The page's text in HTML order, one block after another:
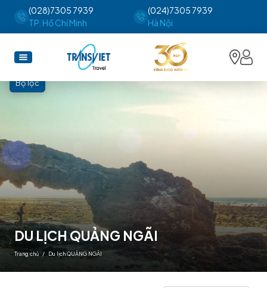
(028)7305 7939
TP. Hồ Chí Minh
(024)7305 7939
Hà Nội
DU LỊCH QUẢNG NGÃI
Trang chủ / Du lịch QUẢNG NGÃI
Bộ lọc